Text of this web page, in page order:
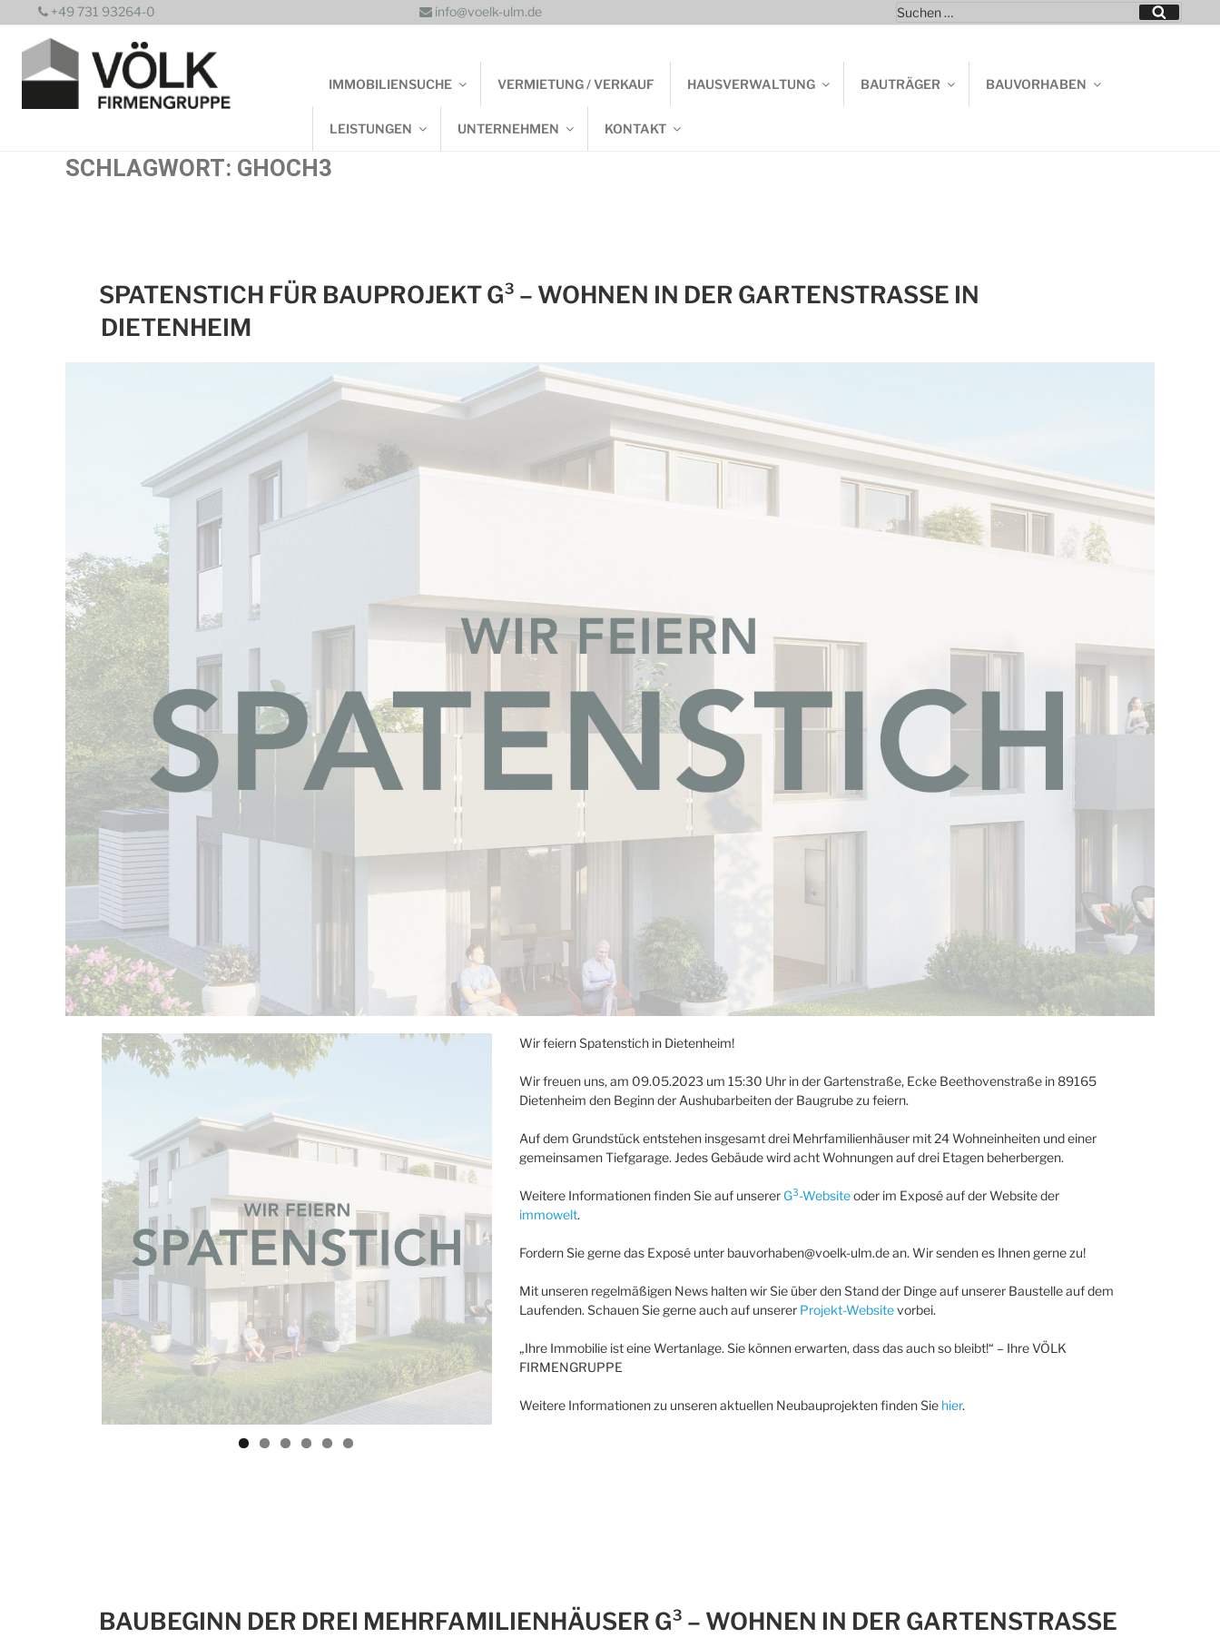
Inhalt
springen
+49 731 93264-0 info@voelk-ulm.de
Suchen
nach:
Suchen
IMMOBILIENSUCHE VERMIETUNG / VERKAUF HAUSVERWALTUNG BAUTRÄGER BAUVORHABEN
LEISTUNGEN UNTERNEHMEN KONTAKT
SCHLAGWORT: GHOCH3
SPATENSTICH FÜR BAUPROJEKT G³ – WOHNEN IN DER GARTENSTRASSE IN D
IETENHEIM
Wir feiern Spatenstich in Dietenheim!
Wir freuen uns, am 09.05.2023 um 15:30 Uhr in der Gartenstraße, Ecke Beethovenstraße in 89165
Dietenheim den Beginn der Aushubarbeiten der Baugrube zu feiern.
Auf dem Grundstück entstehen insgesamt drei Mehrfamilienhäuser mit 24 Wohneinheiten und einer
gemeinsamen Tiefgarage. Jedes Gebäude wird acht Wohnungen auf drei Etagen beherbergen.
Weitere Informationen finden Sie auf unserer G3-Websiteoder im Exposé auf der Website der
immowelt.
Fordern Sie gerne das Exposé unter bauvorhaben@voelk-ulm.de an. Wir senden es Ihnen gerne zu!
Mit unseren regelmäßigen News halten wir Sie über den Stand der Dinge auf unserer Baustelle auf dem
Laufenden. Schauen Sie gerne auch auf unserer Projekt-Websitevorbei.
„Ihre Immobilie ist eine Wertanlage. Sie können erwarten, dass das auch so bleibt!“ – Ihre VÖLK
FIRMENGRUPPE
Weitere Informationen zu unseren aktuellen Neubauprojekten finden Sie hier.
BAUBEGINN DER DREI MEHRFAMILIENHÄUSER G³ – WOHNEN IN DER GARTENSTRASSE I